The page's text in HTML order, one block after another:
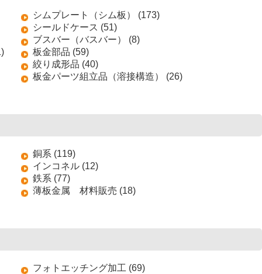
シムプレート（シム板） (173)
シールドケース (51)
ブスバー（バスバー） (8)
板金部品 (59)
絞り成形品 (40)
板金パーツ組立品（溶接構造） (26)
銅系 (119)
インコネル (12)
鉄系 (77)
薄板金属 材料販売 (18)
フォトエッチング加工 (69)